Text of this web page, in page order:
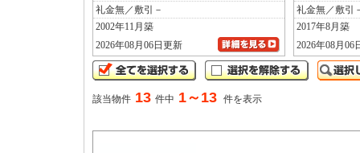
礼金無／敷引－
2002年11月築
2026年08月06日更新
礼金無／敷引
2017年8月築
2026年08月06
該当物件 13 件中 1～13 件を表示